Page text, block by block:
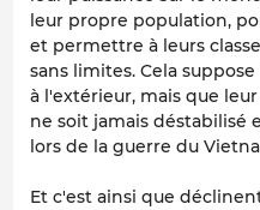
leur propre population,
et permettre à leurs
sans limites. Cela
à l'extérieur, mais que
ne soit jamais déstabilisé
lors de la guerre du
Et c'est ainsi que